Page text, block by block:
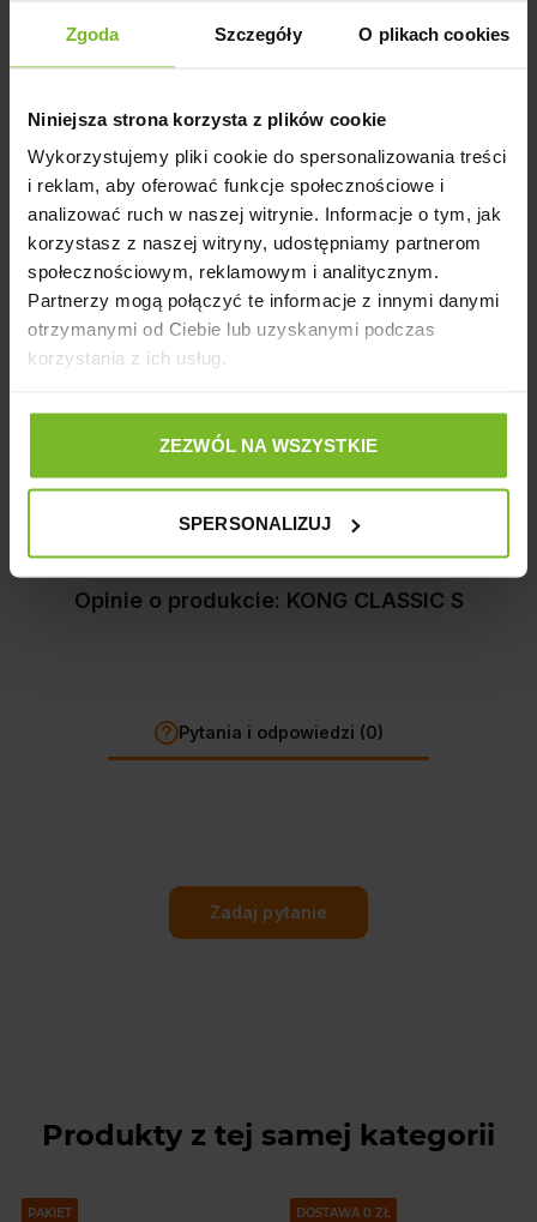
Zgoda Szczegóły O plikach cookies
Niniejsza strona korzysta z plików cookie
Wykorzystujemy pliki cookie do spersonalizowania treści
i reklam, aby oferować funkcje społecznościowe i
analizować ruch w naszej witrynie. Informacje o tym, jak
korzystasz z naszej witryny, udostępniamy partnerom
społecznościowym, reklamowym i analitycznym.
Partnerzy mogą połączyć te informacje z innymi danymi
otrzymanymi od Ciebie lub uzyskanymi podczas
korzystania z ich usług.
ZEZWÓL NA WSZYSTKIE
SPERSONALIZUJ
7. Wymiary:
KONG Classic S to niezastąpiona zabawka dla małych psów,
która łączy trwałość, funkcjonalność i rozrywkę. To
doskonały sposób na wspieranie aktywności Twojego
pupila oraz wzmacnianie jego instynktów i zdrowia.
Szczegóły produktu
Powiązane artykuły na blogu
Opinie o produkcie: KONG CLASSIC S
Pytania i odpowiedzi (0)
Zadaj pytanie
Produkty z tej samej kategorii
PAKIET DOSTAWA 0 ZŁ